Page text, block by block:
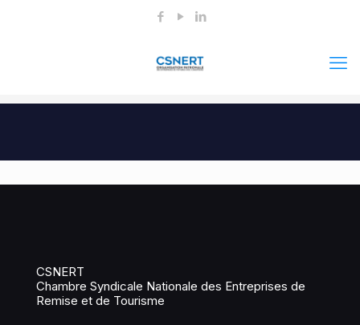
CSNERT
Chambre Syndicale Nationale des Entreprises de
Remise et de Tourisme